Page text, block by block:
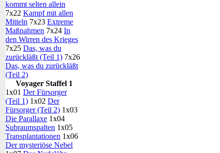
kommt selten allein
7x22 Kampf mit allen
Mitteln 7x23 Extreme
Maßnahmen 7x24 In
den Wirren des Krieges
7x25 Das, was du
zurückläßt (Teil 1) 7x26
Das, was du zurückläßt
(Teil 2)
Voyager Staffel 1
1x01 Der Fürsorger
(Teil 1) 1x02 Der
Fürsorger (Teil 2) 1x03
Die Parallaxe 1x04
Subraumspalten 1x05
Transplantationen 1x06
Der mysteriöse Nebel